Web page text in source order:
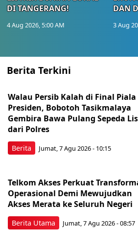
DI TANGERANG!
4 Aug 2026, 5:00 AM
DAN
3 Aug
Berita Terkini
Berita
Walau Persib Kalah di Final Piala
Presiden, Bobotoh Tasikmalaya
Gembira Bawa Pulang Sepeda
dari Polres
Jumat, 7 Agu 2026 - 10:15
Berita Utama
Telkom Akses Perkuat
Operasional Demi Mewujudkan
Akses Merata ke Seluruh Negeri
Jumat, 7 Agu 2026 - 08:57